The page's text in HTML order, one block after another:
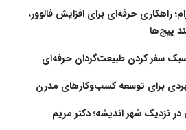
راهکاری حرفه‌ای برای افزایش فالوور،
پیج‌ها
سبک سفر کردن طبیعت‌گردان حرفه‌ای
برای توسعه کسب‌وکارهای مدرن
در نزدیک شهر اندیشه؛ دکتر مریم